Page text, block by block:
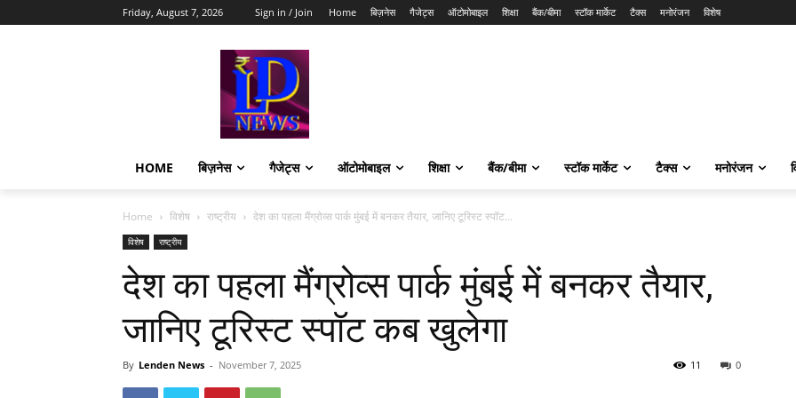
Friday, August 7, 2026 Sign in / Join Home बिज़नेस गैजेट्स ऑटोमोबाइल शिक्षा बैंक/बीमा स्टॉक मार्केट टैक्स मनोरंजन विशेष
HOME बिज़नेस गैजेट्स ऑटोमोबाइल शिक्षा बैंक/बीमा स्टॉक मार्केट टैक्स मनोरंजन
Home विशेष राष्ट्रीय देश का पहला मैंग्रोव्स पार्क मुंबई में बनकर तैयार, जानिए टूरिस्ट स्पॉट...
विशेष राष्ट्रीय
देश का पहला मैंग्रोव्स पार्क मुंबई में बनकर तैयार,
जानिए टूरिस्ट स्पॉट कब खुलेगा
By Lenden News - November 7, 2025 0
11